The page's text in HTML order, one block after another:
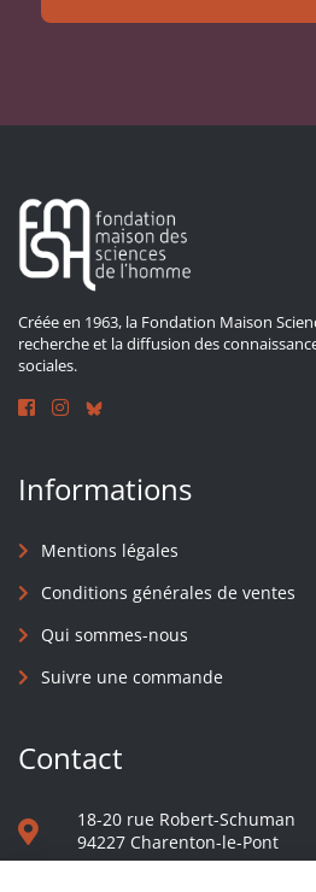
Créée en 1963, la Fondation Maison
recherche et la diffusion des
sociales.
Informations
Mentions légales
Conditions générales de ventes
Qui sommes-nous
Suivre une commande
Contact
18-20 rue Robert-Schuman
94227 Charenton-le-Pont